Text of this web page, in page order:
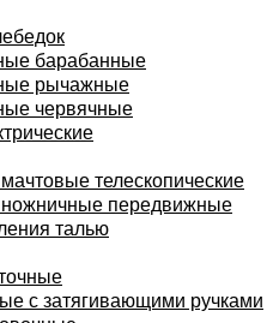
барабанные
рычажные
червячные
телескопические
передвижные
талью
с затягивающими ручками